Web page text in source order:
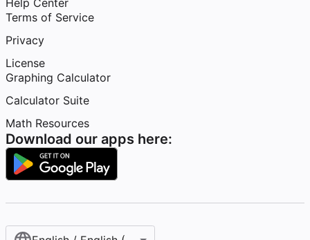
Help Center
Terms of Service
Privacy
License
Graphing Calculator
Calculator Suite
Math Resources
Download our apps here: